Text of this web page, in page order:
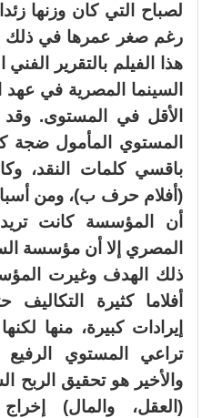
لصباح التي كان وزنها
رغم صغر عمرها في ذلك
هذا الفيلم بالتقرير
السينما المصرية في عهد
الأقل في المستوى. وقد
المستوي المأمول ضجة
باقسي كلمات النقد،
(أفلام حرف ب)، ومن
أن المؤسسة كانت
المصري إلا أن مؤسسة
ذلك الهدف وغيرت
أفلاما كثيرة
إيرادات كبيرة، منها
تراعي المستوي
والأخير هو تحقيق الربح
(العقل، والمال)